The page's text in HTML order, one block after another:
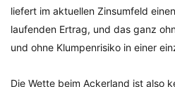
liefert im aktuellen Zinsumfeld
laufenden Ertrag, und das ganz
und ohne Klumpenrisiko in einer
Die Wette beim Ackerland ist also